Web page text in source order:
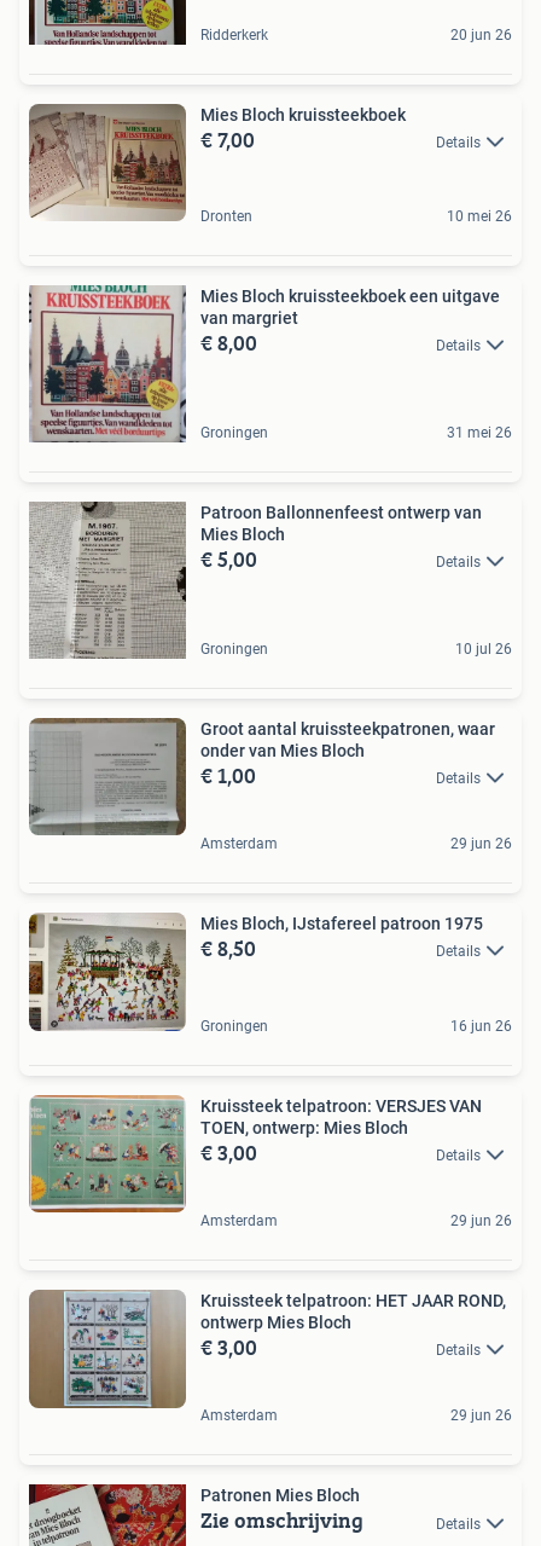
Ridderkerk 20 jun 26
Mies Bloch kruissteekboek
€ 7,00 Details
Dronten 10 mei 26
Mies Bloch kruissteekboek een uitgave
van margriet
€ 8,00 Details
Groningen 31 mei 26
Patroon Ballonnenfeest ontwerp van
Mies Bloch
€ 5,00 Details
Groningen 10 jul 26
Groot aantal kruissteekpatronen, waar
onder van Mies Bloch
€ 1,00 Details
Amsterdam 29 jun 26
Mies Bloch, IJstafereel patroon 1975
€ 8,50 Details
Groningen 16 jun 26
Kruissteek telpatroon: VERSJES VAN
TOEN, ontwerp: Mies Bloch
€ 3,00 Details
Amsterdam 29 jun 26
Kruissteek telpatroon: HET JAAR ROND,
ontwerp Mies Bloch
€ 3,00 Details
Amsterdam 29 jun 26
Patronen Mies Bloch
Zie omschrijving Details